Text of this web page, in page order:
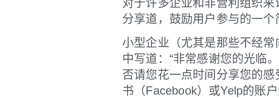
对于许多企业和非营利组织
分享道，鼓励用户参与的一个
小型企业（尤其是那些不经
中写道：“非常感谢您的光临
否请您花一点时间分享您的
书（Facebook）或Yelp的账户